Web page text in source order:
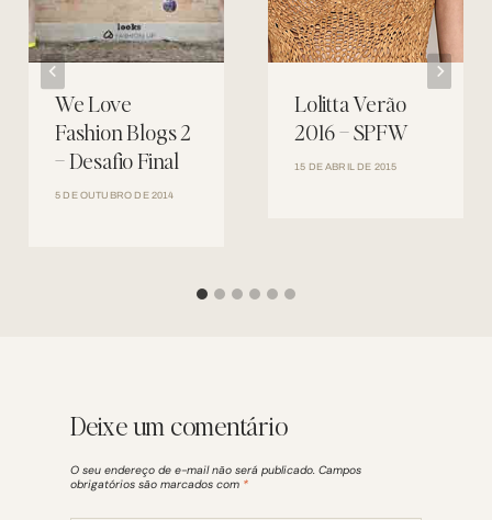
We Love
Fashion Blogs 2
– Desafio Final
5 DE OUTUBRO DE 2014
Lolitta Verão
2016 – SPFW
15 DE ABRIL DE 2015
Deixe um comentário
O seu endereço de e-mail não será publicado. Campos
obrigatórios são marcados com *